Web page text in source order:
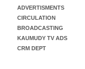
ADVERTISMENTS
CIRCULATION
BROADCASTING
KAUMUDY TV ADS
CRM DEPT